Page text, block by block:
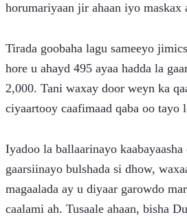
horumariyaan jir ahaan iyo maskax
Tirada goobaha lagu sameeyo
hore u ahayd 495 ayaa hadda la
2,000. Tani waxay door weyn ka
ciyaartooy caafimaad qaba oo tayo
Iyadoo la ballaarinayo kaabayaasha
gaarsiinayo bulshada si dhow,
magaalada ay u diyaar garowdo
caalami ah. Tusaale ahaan, bisha